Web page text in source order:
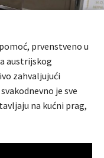
prvenstveno u
austrijskog
zahvaljujući
je sve
na kućni prag,